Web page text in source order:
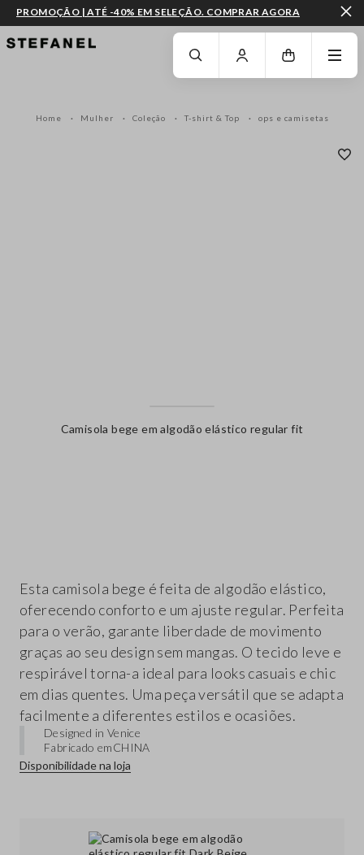
IR PARA O CONTEÚDO PRINCIPAL DESÇA ATÉ AO FIM DA PÁGINA
PROMOÇÃO | ATÉ -40% EM SELEÇÃO. COMPRAR AGORA
Home Mulher Coleção T-shirt & Top ops e camisetas
Camisola bege em algodão elástico regular fit
Esta camisola bege é feita de algodão elástico,
oferecendo conforto e um ajuste regular. Perfeita
para o verão, garante liberdade de movimento
graças ao seu design sem mangas. O tecido leve e
respirável torna-a ideal para looks casuais e chic
em dias quentes. Uma peça versátil que se adapta
facilmente a diferentes estilos e ocasiões.
Designed in Venice
Fabricado emCHINA
Disponibilidade na loja